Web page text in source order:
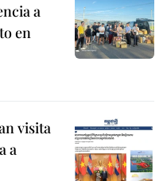
a
en
visita
a